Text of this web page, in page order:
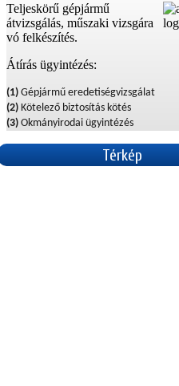
Teljeskörű gépjármű
átvizsgálás, műszaki vizsgára
vó felkészítés.
Átírás ügyintézés:
(1) Gépjármű eredetiségvizsgálat
(2) Kötelező biztosítás kötés
(3) Okmányirodai ügyintézés
Térkép